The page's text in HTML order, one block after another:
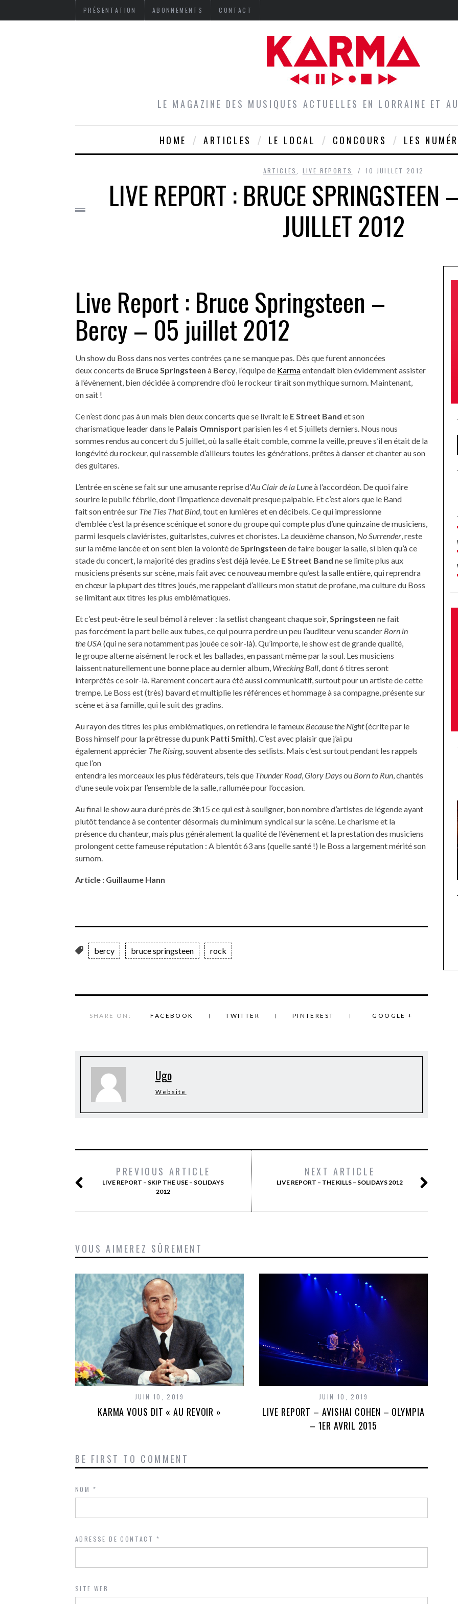
PRÉSENTATION ABONNEMENTS CONTACT
LE MAGAZINE DES MUSIQUES ACTUELLES EN LORRAINE ET
HOME ARTICLES LE LOCAL CONCOURS LES
ARTICLES LIVE REPORTS 10 JUILLET 2012
LIVE REPORT : BRUCE
JUILLET 2012
Live Report : Bruce Springsteen –
Bercy – 05 juillet 2012
Un show du Boss dans nos vertes contrées ça ne se manque pas. Dès que furent annoncées
deux concerts de Bruce Springsteen à Bercy, l’équipe de Karmaentendait bien évidemment assister
à l’évènement, bien décidée à comprendre d’où le rockeur tirait son mythique surnom. Maintenant,
on sait !
Ce n’est donc pas à un mais bien deux concerts que se livrait le E Street Band et son
charismatique leader dans le Palais Omnisport parisien les 4 et 5 juillets derniers. Nous nous
sommes rendus au concert du 5 juillet, où la salle était comble, comme la veille, preuve s’il en était de la
longévité du rockeur, qui rassemble d’ailleurs toutes les générations, prêtes à danser et chanter au son
des guitares.
L’entrée en scène se fait sur une amusante reprise d’Au Clair de la Luneà l’accordéon. De quoi faire
sourire le public fébrile, dont l’impatience devenait presque palpable. Et c’est alors que le Band
fait son entrée sur The Ties That Bind, tout en lumières et en décibels. Ce qui impressionne
d’emblée c’est la présence scénique et sonore du groupe qui compte plus d’une quinzaine de musiciens,
parmi lesquels claviéristes, guitaristes, cuivres et choristes. La deuxième chanson, No Surrender, reste
sur la même lancée et on sent bien la volonté deSpringsteen de faire bouger la salle, si bien qu’à ce
stade du concert, la majorité des gradins s’est déjà levée. Le E Street Band ne se limite plus aux
musiciens présents sur scène, mais fait avec ce nouveau membre qu’est la salle entière, qui reprendra
en chœur la plupart des titres joués, me rappelant d’ailleurs mon statut de profane, ma culture du Boss
se limitant aux titres les plus emblématiques.
Et c’est peut-être le seul bémol à relever : la setlist changeant chaque soir,Springsteen ne fait
pas forcément la part belle aux tubes, ce qui pourra perdre un peu l’auditeur venu scander Born in
the USA (qui ne sera notamment pas jouée ce soir-là). Qu’importe, le show est de grande qualité,
le groupe alterne aisément le rock et les ballades, en passant même par la soul. Les musiciens
laissent naturellement une bonne place au dernier album, Wrecking Ball, dont 6 titres seront
interprétés ce soir-là. Rarement concert aura été aussi communicatif, surtout pour un artiste de cette
trempe. Le Boss est (très) bavard et multiplie les références et hommage à sa compagne, présente sur
scène et à sa famille, qui le suit des gradins.
Au rayon des titres les plus emblématiques, on retiendra le fameux Because the Night(écrite par le
Boss himself pour la prêtresse du punk Patti Smith). C’est avec plaisir que j’ai pu
également apprécier The Rising, souvent absente des setlists. Mais c’est surtout pendant les rappels
que l’on
entendra les morceaux les plus fédérateurs, tels que Thunder Road,Glory Daysou Born to Run, chantés
d’une seule voix par l’ensemble de la salle, rallumée pour l’occasion.
Au final le show aura duré près de 3h15 ce qui est à souligner, bon nombre d’artistes de légende ayant
plutôt tendance à se contenter désormais du minimum syndical sur la scène. Le charisme et la
présence du chanteur, mais plus généralement la qualité de l’évènement et la prestation des musiciens
prolongent cette fameuse réputation : A bientôt 63 ans (quelle santé !) le Boss a largement mérité son
surnom.
Article : Guillaume Hann
bercy bruce springsteen rock
SHARE ON: FACEBOOK TWITTER PINTEREST GOOGLE +
Ugo
Website
PREVIOUS ARTICLE
LIVE REPORT – SKIP THE USE – SOLIDAYS
2012
NEXT ARTICLE
LIVE REPORT – THE KILLS – SOLIDAYS 2012
VOUS AIMEREZ SÛREMENT
JUIN 10, 2019
KARMA VOUS DIT « AU REVOIR »
JUIN 10, 2019
LIVE REPORT – AVISHAI COHEN – OLYMPIA
– 1ER AVRIL 2015
BE FIRST TO COMMENT
NOM *
ADRESSE DE CONTACT *
SITE WEB